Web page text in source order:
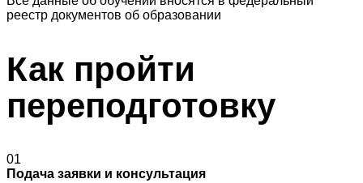
реестр документов об образовании
Как пройти
переподготовку
01
Подача заявки и консультация